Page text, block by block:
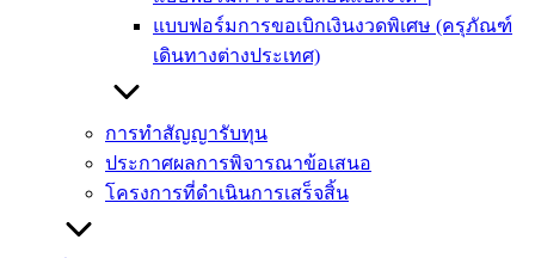
แบบฟอร์มการขอเบิกเงินงวดพิเศษ (ครุภัณฑ์
เดินทางต่างประเทศ)
การทำสัญญารับทุน
ประกาศผลการพิจารณาข้อเสนอ
โครงการที่ดำเนินการเสร็จสิ้น